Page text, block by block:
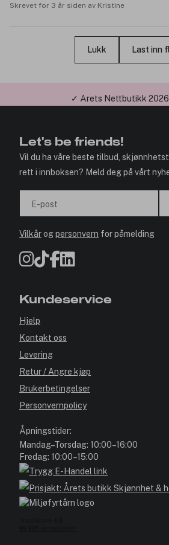
Skrevet for 3 år siden av Kristine
Lukk Last inn
✓ Årets Nettbutikk
Let's be friends!
Vil du ha våre beste tilbud,
rett i innboksen? Meld deg på vårt
E-post
Vilkårogpersonvern for påmelding
Kundeservice
Hjelp
Kontakt oss
Levering
Retur / Angre kjøp
Brukerbetingelser
Personvernpolicy
Åpningstider:
Mandag–Torsdag: 10:00–16:00
Fredag: 10:00–15:00